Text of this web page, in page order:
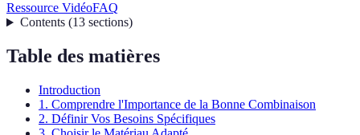
Ressource VidéoFAQ
Contents(13 sections)
Table des matières
Introduction
1. Comprendre l'Importance de la Bonne Combinaison
2. Définir Vos Besoins Spécifiques